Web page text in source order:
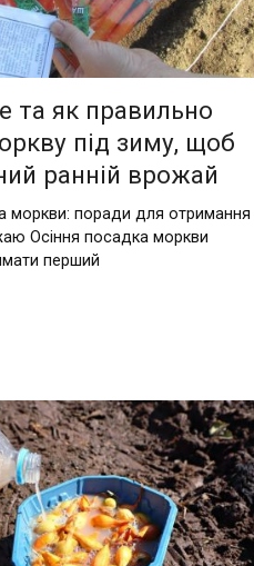
та як правильно
під зиму, щоб
ранній врожай
моркви: поради для отримання
Осіння посадка моркви
перший